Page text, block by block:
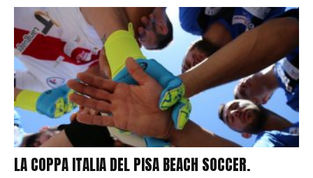
LA COPPA ITALIA DEL PISA BEACH SOCCER.